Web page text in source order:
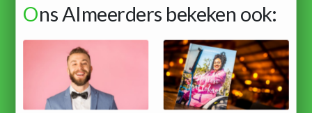
Ons Almeerders bekeken ook: